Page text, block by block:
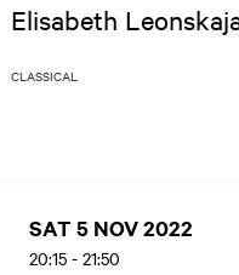
Elisabeth
CLASSICAL
SAT 5 NOV 2022
20:15 - 21:50